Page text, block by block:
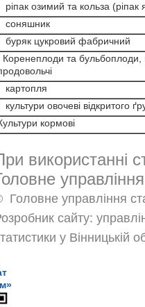
ріпак озимий та кольза (ріпак
соняшник
буряк цукровий фабричний
Коренеплоди та бульбоплоди,
картопля
культури овочеві відкритого
кормові
використанні
Головне управління
сайту:
у Вінницькій